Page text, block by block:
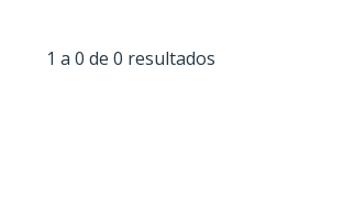
1 a 0 de 0 resultados